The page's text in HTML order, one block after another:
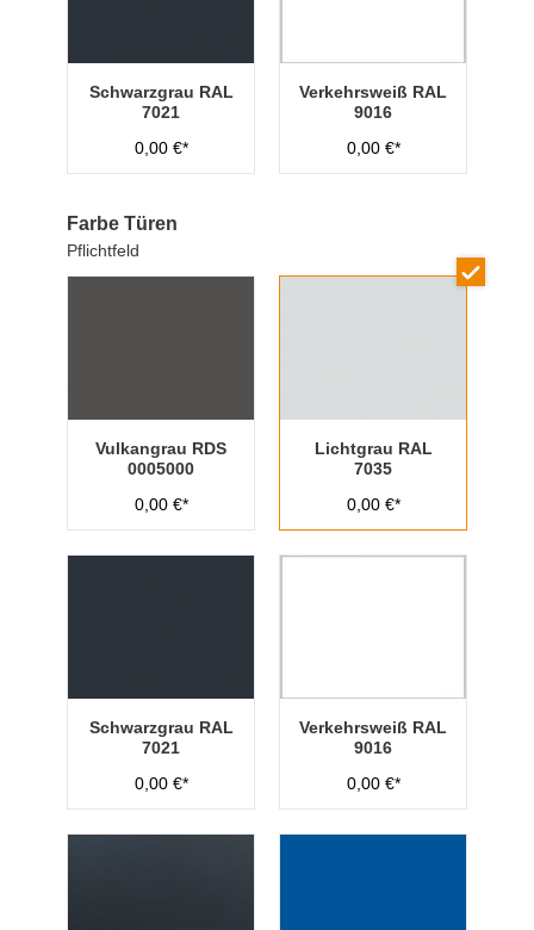
Schwarzgrau RAL
7021
0,00 €*
Verkehrsweiß RAL
9016
0,00 €*
Farbe Türen
Pflichtfeld
Vulkangrau RDS
0005000
0,00 €*
Lichtgrau RAL
7035
0,00 €*
Schwarzgrau RAL
7021
0,00 €*
Verkehrsweiß RAL
9016
0,00 €*